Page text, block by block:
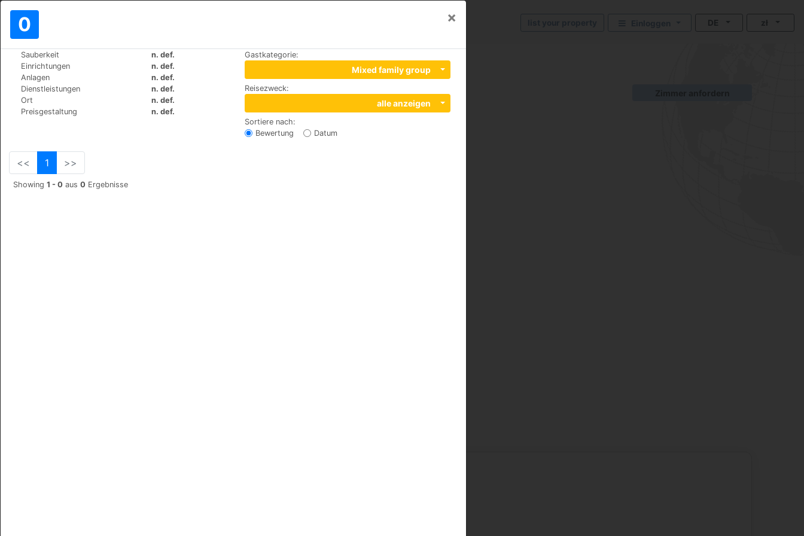
0 ×
Sauberkeit
n. def.
Einrichtungen
n. def.
Anlagen
n. def.
Dienstleistungen
n. def.
Ort
n. def.
Preisgestaltung
n. def.
Gastkategorie:
Mixed family group
Reisezweck:
alle anzeigen
Sortiere nach:
Bewertung
Datum
<< 1 >>
Showing 1 - 0 aus 0 Ergebnisse
DE zł
Weltweit Cruz-de-Tejeda
Hotel Rural El Refugio
Calle Cruz de Tejeda S/N, 35328